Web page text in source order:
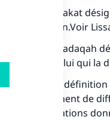
Le terme zakat
purification.Voir
sadaqah
la foi de celui qui la
Quant à la
l’acquittement de
aux explications